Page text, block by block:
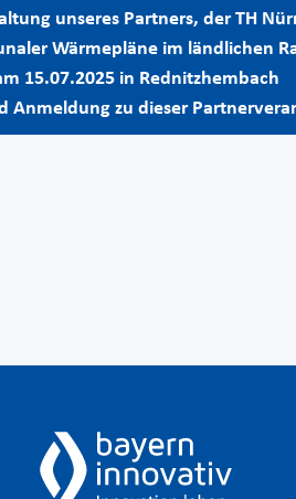
unseres Partners, der TH
Wärmepläne im ländlichen
15.07.2025 in Rednitzhembach
zu dieser